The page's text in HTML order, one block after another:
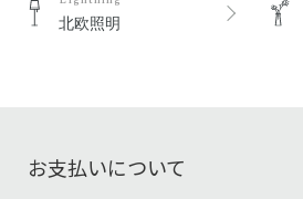
北欧照明
お支払いについて